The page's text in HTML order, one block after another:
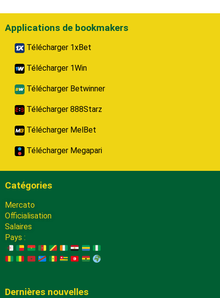
Applications de bookmakers
Télécharger 1xBet
Télécharger 1Win
Télécharger Betwinner
Télécharger 888Starz
Télécharger MelBet
Télécharger Megapari
Catégories
Mercato
Officialisation
Salaires
Pays :
Dernières nouvelles